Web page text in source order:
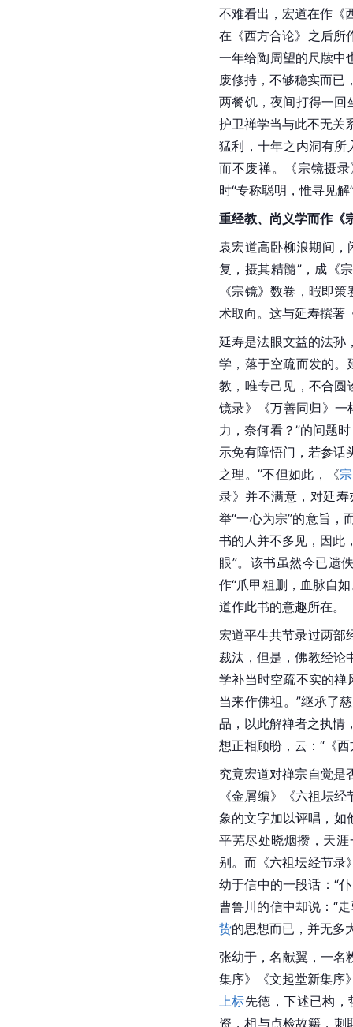
不难看出，宏道在作《
在《西方合论》之后所
一年给陶周望的尺牍中
废修持，不够稳实而已
两餐饥，夜间打得一回
护卫禅学当与此不无关
猛利，十年之内洞有所
而不废禅。《宗镜摄
时“专称聪明，惟寻见
重经教、尚义学而作《
袁宏道高卧柳浪期间，
复，摄其精髓”，成《
《宗镜》数卷，暇即
术取向。这与延寿撰著
延寿是法眼文益的法孙
学，落于空疏而发的。
教，唯专己见，不合圆
镜录》《万善同归》一
力，奈何看？”的问题
示免有障悟门，若参话
之理。”不但如此，《
录》并不满意，对延
举“一心为宗”的意旨，
书的人并不多见，因此
眼”。该书虽然今已遗
作“爪甲粗删，血脉自
道作此书的意趣所在。
宏道平生共节录过两部
裁汰，但是，佛教经论
学补当时空疏不实的禅
当来作佛祖 。”继承了慈
品，以此解禅者之执情
想正相顾盼，云：“《
究竟宏道对禅宗自觉是
《金屑编》《六祖坛经
象的文字加以评唱，如
平芜尽处晓烟攒，天
别。而《六祖坛经节录
幼于信中的一段话：“
曹鲁川的信中却说：“
贽的思想而已，并无多
张幼于，名献翼，一名
集序》《文起堂新集序
上标先德，下述已构
资，相与点检故籍，刺